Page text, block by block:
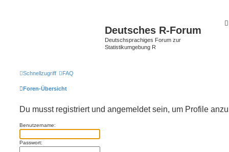
Deutsches R-Forum
Deutschsprachiges Forum zur
Statistikumgebung R
Schnellzugriff FAQ
Foren-Übersicht
Du musst registriert und angemeldet sein, um Profile
Benutzername:
Passwort: